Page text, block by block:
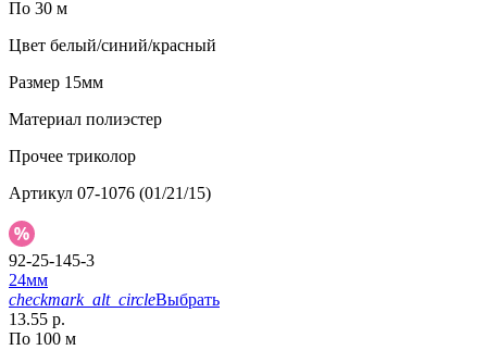
По 30 м
Цвет белый/синий/красный
Размер 15мм
Материал полиэстер
Прочее триколор
Артикул 07-1076 (01/21/15)
92-25-145-3
24мм
checkmark_alt_circleВыбрать
13.55 р.
По 100 м